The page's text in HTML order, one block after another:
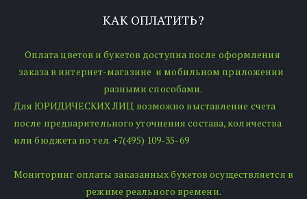
КАК ОПЛАТИТЬ?
Оплата цветов и букетов доступна после оформления
заказа в интернет-магазине  и мобильном приложении
разными способами.
Для ЮРИДИЧЕСКИХ ЛИЦ возможно выставление счета
после предварительного уточнения состава, количества
или бюджета по тел. +7(495) 109-35-69
Мониторинг оплаты заказанных букетов осуществляется в
режиме реального времени.